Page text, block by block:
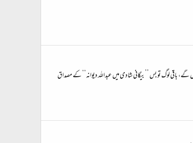
باقی لوگ تو بس ’’بیگانی شادی میں عبداللہ دیوانہ‘‘ کے مصداق